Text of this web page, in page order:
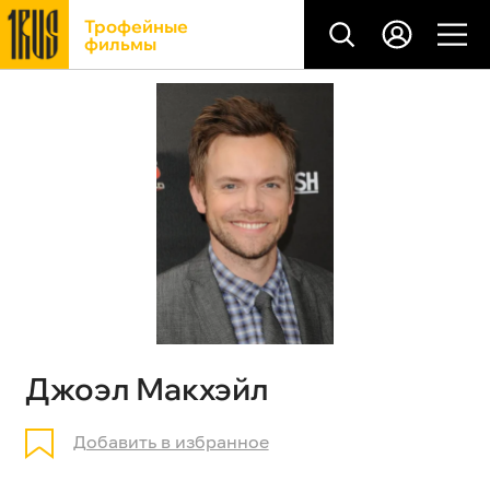
Трофейные
фильмы
Джоэл Макхэйл
Добавить в избранное